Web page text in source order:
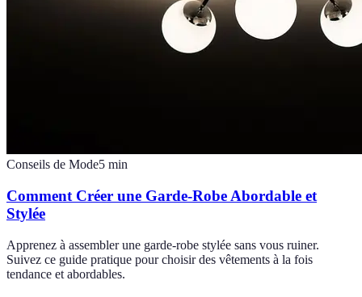
Conseils de Mode5 min
Comment Créer une Garde-Robe Abordable et
Stylée
Apprenez à assembler une garde-robe stylée sans vous ruiner.
Suivez ce guide pratique pour choisir des vêtements à la fois
tendance et abordables.